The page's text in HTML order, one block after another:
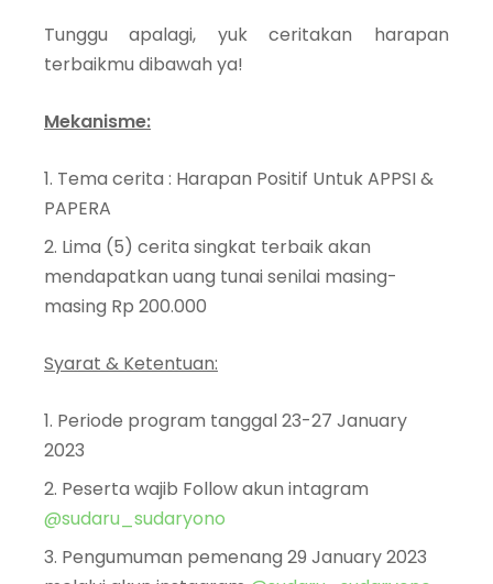
Tunggu apalagi, yuk ceritakan harapan
terbaikmu dibawah ya!
Mekanisme:
Tema cerita : Harapan Positif Untuk APPSI &
PAPERA
Lima (5) cerita singkat terbaik akan
mendapatkan uang tunai senilai masing-
masing Rp 200.000
Syarat & Ketentuan:
Periode program tanggal 23-27 January
2023
Peserta wajib Follow akun intagram
@sudaru_sudaryono
Pengumuman pemenang 29 January 2023